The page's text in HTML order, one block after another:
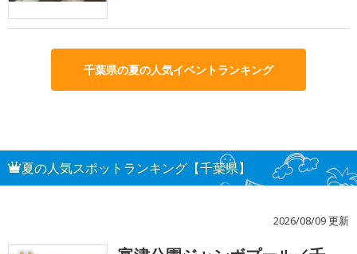
千葉県の夏の人気イベントランキング
夏の人気スポットランキング【千葉県】
2026/08/09 更新